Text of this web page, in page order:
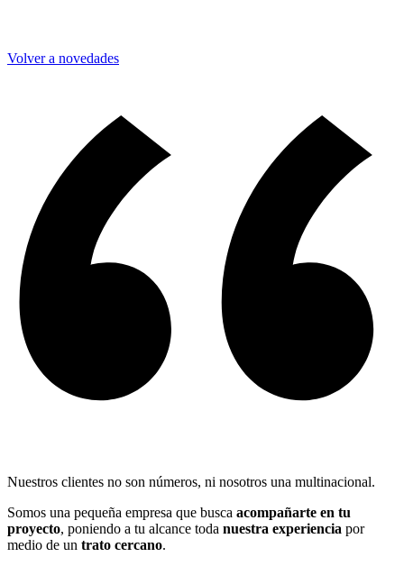
Volver a novedades
Nuestros clientes no son números, ni nosotros una multinacional.
Somos una pequeña empresa que busca acompañarte en tu
proyecto, poniendo a tu alcance toda nuestra experiencia por
medio de un trato cercano.